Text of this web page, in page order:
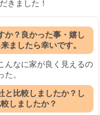
きました！
か？良かった事・嬉し
ましたら幸いです。
んなに家が良く見えるの
た。
と比較しましたか？し
しましたか？